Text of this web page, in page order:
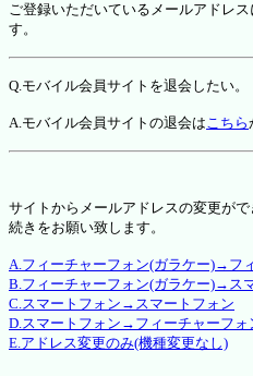
ご登録いただいているメールアドレ
す。
Q.モバイル会員サイトを退会したい。
A.モバイル会員サイトの退会はこちら
サイトからメールアドレスの変更が
続きをお願い致します。
A.フィーチャーフォン(ガラケー)→フ
B.フィーチャーフォン(ガラケー)→ス
C.スマートフォン→スマートフォン
D.スマートフォン→フィーチャーフォ
E.アドレス変更のみ(機種変更なし)